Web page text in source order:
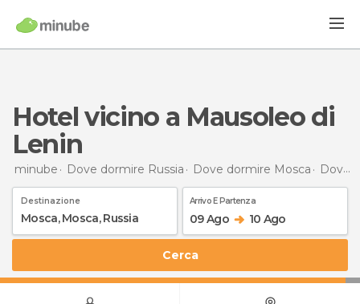
Hotel vicino a Mausoleo di
Lenin
minube Dove dormire Russia Dove dormire Mosca Dove dormire Mosca
Destinazione Arrivo E Partenza
09 Ago 10 Ago
Cerca